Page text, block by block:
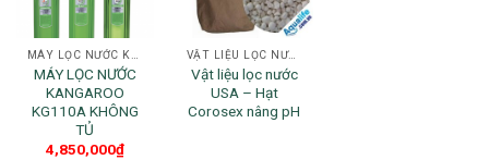
MÁY LỌC NƯỚC
KANGAROO
KG110A KHÔNG
TỦ
4,850,000₫
VẬT LIỆU LỌC NƯỚC
Vật liệu lọc nước
USA – Hạt
Corosex nâng pH